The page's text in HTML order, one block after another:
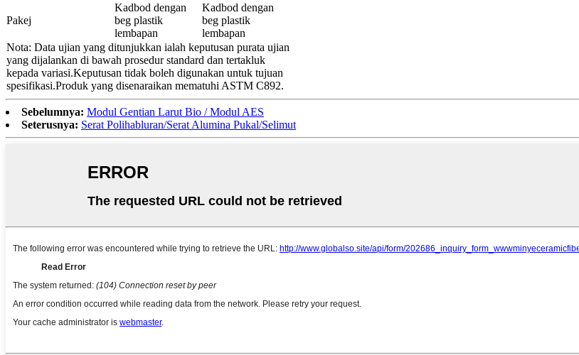
Pakej
Kadbod dengan
beg plastik
lembapan
Kadbod dengan
beg plastik
lembapan
Nota: Data ujian yang ditunjukkan ialah keputusan purata ujian
yang dijalankan di bawah prosedur standard dan tertakluk
kepada variasi.Keputusan tidak boleh digunakan untuk tujuan
spesifikasi.Produk yang disenaraikan mematuhi ASTM C892.
Sebelumnya: Modul Gentian Larut Bio / Modul AES
Seterusnya: Serat Polihabluran/Serat Alumina Pukal/Selimut